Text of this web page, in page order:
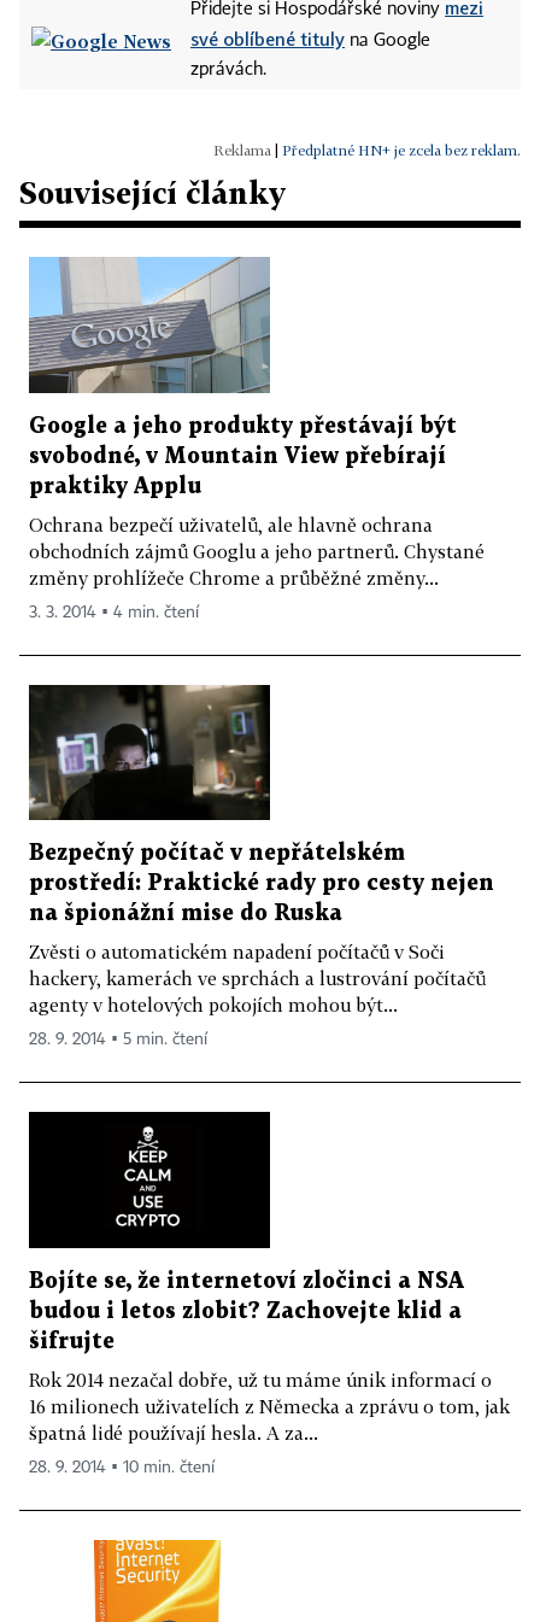
Přidejte si Hospodářské noviny mezi
své oblíbené tituly na Google
zprávách.
Předplatné HN+ je zcela bez reklam.
Související články
Google a jeho produkty přestávají být
svobodné, v Mountain View přebírají
praktiky Applu
Ochrana bezpečí uživatelů, ale hlavně ochrana
obchodních zájmů Googlu a jeho partnerů. Chystané
změny prohlížeče Chrome a průběžné změny...
3. 3. 2014 ▪ 4 min. čtení
Bezpečný počítač v nepřátelském
prostředí: Praktické rady pro cesty nejen
na špionážní mise do Ruska
Zvěsti o automatickém napadení počítačů v Soči
hackery, kamerách ve sprchách a lustrování počítačů
agenty v hotelových pokojích mohou být...
28. 9. 2014 ▪ 5 min. čtení
Bojíte se, že internetoví zločinci a NSA
budou i letos zlobit? Zachovejte klid a
šifrujte
Rok 2014 nezačal dobře, už tu máme únik informací o
16 milionech uživatelích z Německa a zprávu o tom, jak
špatná lidé používají hesla. A za...
28. 9. 2014 ▪ 10 min. čtení